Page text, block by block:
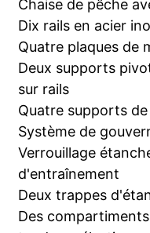
Chaise de pêche
Dix rails en acier
Quatre plaques de
Deux supports
sur rails
Quatre supports
Système de
Verrouillage
d'entraînement
Deux trappes
Des